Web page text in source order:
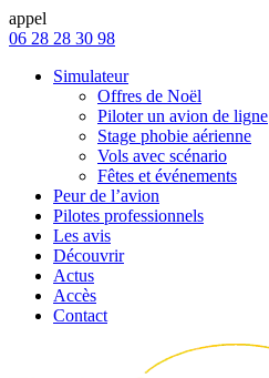
appel
06 28 28 30 98
Simulateur
Offres de Noël
Piloter un avion de ligne
Stage phobie aérienne
Vols avec scénario
Fêtes et événements
Peur de l’avion
Pilotes professionnels
Les avis
Découvrir
Actus
Accès
Contact